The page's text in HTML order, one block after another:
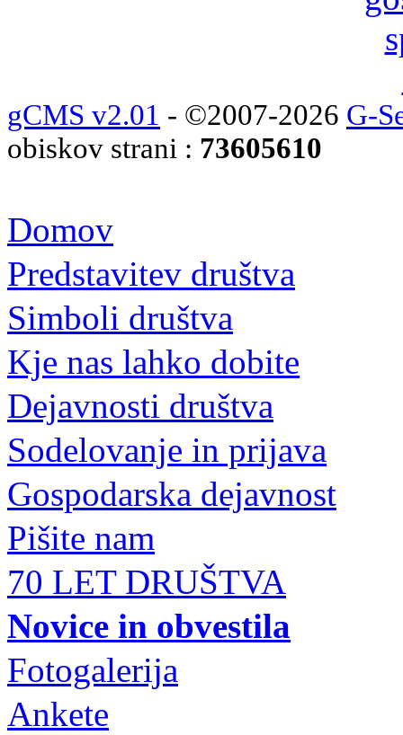
gCMS v2.01 - ©2007-2026 G-
obiskov strani : 73605610
Domov
Predstavitev društva
Simboli društva
Kje nas lahko dobite
Dejavnosti društva
Sodelovanje in prijava
Gospodarska dejavnost
Pišite nam
70 LET DRUŠTVA
Novice in obvestila
Fotogalerija
Ankete